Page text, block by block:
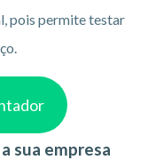
pois permite testar
sua empresa